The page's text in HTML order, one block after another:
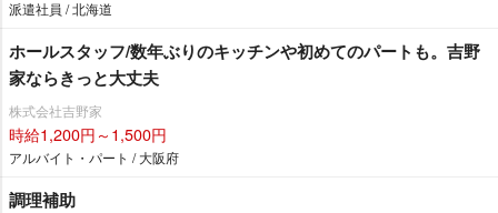
派遣社員 / 北海道
ホールスタッフ/数年ぶりのキッチンや初めてのパートも。吉野
家ならきっと大丈夫
株式会社吉野家
時給1,200円～1,500円
アルバイト・パート / 大阪府
調理補助